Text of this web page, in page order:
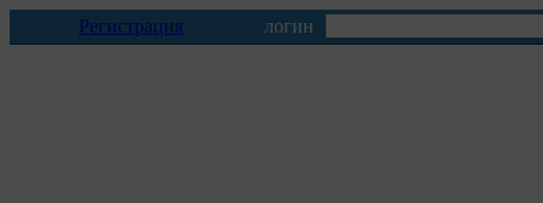
Регистрация логин